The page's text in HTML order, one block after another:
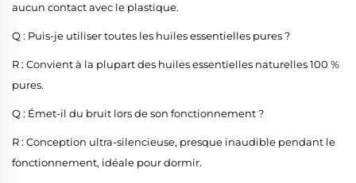
aucun contact avec le plastique.
Q : Puis-je utiliser toutes les huiles essentielles pures ?
R : Convient à la plupart des huiles essentielles naturelles 100 %
pures.
Q : Émet-il du bruit lors de son fonctionnement ?
R : Conception ultra-silencieuse, presque inaudible pendant le
fonctionnement, idéale pour dormir.